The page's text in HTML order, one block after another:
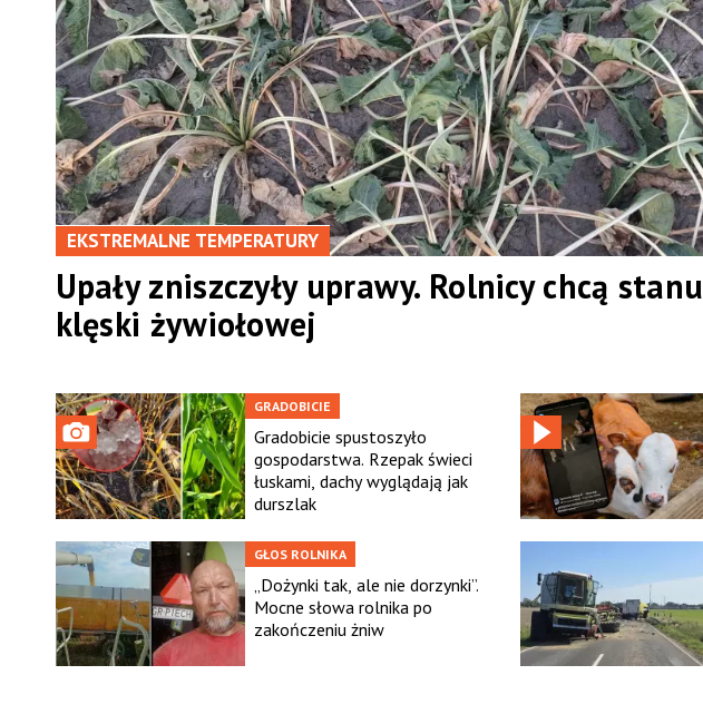
EKSTREMALNE TEMPERATURY
Upały zniszczyły uprawy. Rolnicy chcą stanu
klęski żywiołowej
GRADOBICIE
Gradobicie spustoszyło
gospodarstwa. Rzepak świeci
łuskami, dachy wyglądają jak
durszlak
GŁOS ROLNIKA
„Dożynki tak, ale nie dorzynki”.
Mocne słowa rolnika po
zakończeniu żniw